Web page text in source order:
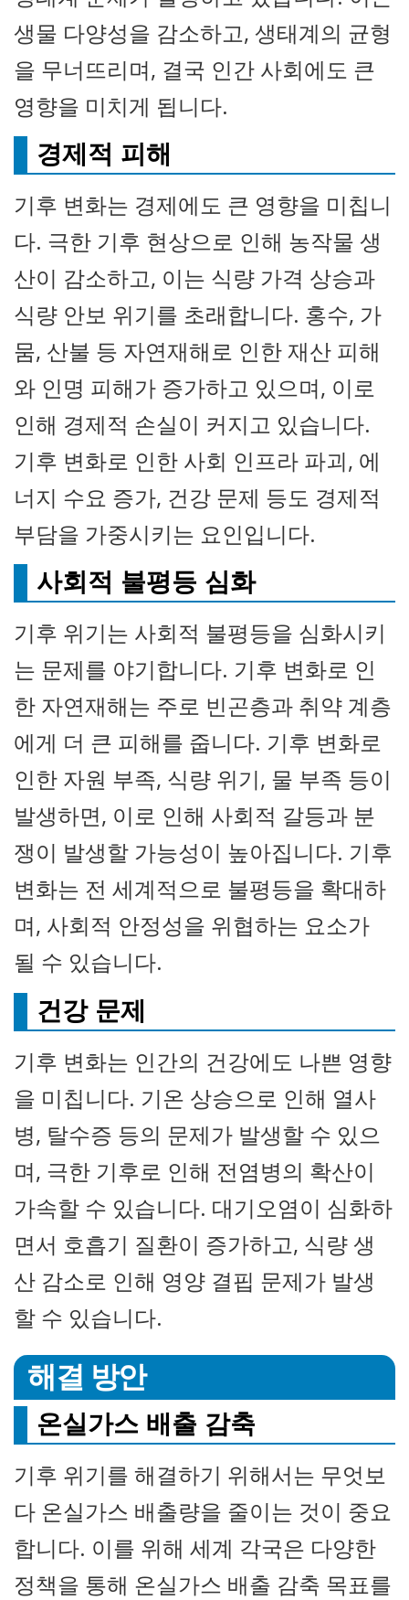
생물 다양성을 감소하고, 생태계의 균형
을 무너뜨리며, 결국 인간 사회에도 큰
영향을 미치게 됩니다.
경제적 피해
기후 변화는 경제에도 큰 영향을 미칩니
다. 극한 기후 현상으로 인해 농작물 생
산이 감소하고, 이는 식량 가격 상승과
식량 안보 위기를 초래합니다. 홍수, 가
뭄, 산불 등 자연재해로 인한 재산 피해
와 인명 피해가 증가하고 있으며, 이로
인해 경제적 손실이 커지고 있습니다.
기후 변화로 인한 사회 인프라 파괴, 에
너지 수요 증가, 건강 문제 등도 경제적
부담을 가중시키는 요인입니다.
사회적 불평등 심화
기후 위기는 사회적 불평등을 심화시키
는 문제를 야기합니다. 기후 변화로 인
한 자연재해는 주로 빈곤층과 취약 계층
에게 더 큰 피해를 줍니다. 기후 변화로
인한 자원 부족, 식량 위기, 물 부족 등이
발생하면, 이로 인해 사회적 갈등과 분
쟁이 발생할 가능성이 높아집니다. 기후
변화는 전 세계적으로 불평등을 확대하
며, 사회적 안정성을 위협하는 요소가
될 수 있습니다.
건강 문제
기후 변화는 인간의 건강에도 나쁜 영향
을 미칩니다. 기온 상승으로 인해 열사
병, 탈수증 등의 문제가 발생할 수 있으
며, 극한 기후로 인해 전염병의 확산이
가속할 수 있습니다. 대기오염이 심화하
면서 호흡기 질환이 증가하고, 식량 생
산 감소로 인해 영양 결핍 문제가 발생
할 수 있습니다.
해결 방안
온실가스 배출 감축
기후 위기를 해결하기 위해서는 무엇보
다 온실가스 배출량을 줄이는 것이 중요
합니다. 이를 위해 세계 각국은 다양한
정책을 통해 온실가스 배출 감축 목표를